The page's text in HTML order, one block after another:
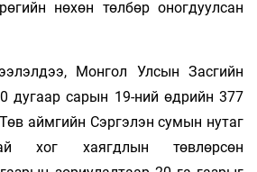
нөхөн төлбөр оногдуулсан
Монгол Улсын Засгийн
дугаар сарын 19-ний өдрийн 377
аймгийн Сэргэлэн сумын нутаг
хог хаягдлын төвлөрсөн